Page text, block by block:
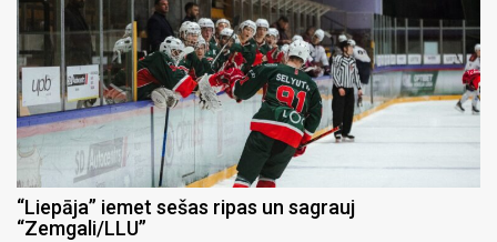
“Liepāja” iemet sešas ripas un sagrauj
“Zemgali/LLU”